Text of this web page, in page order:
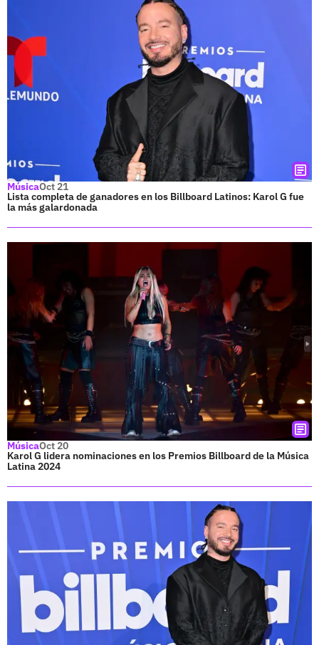
MúsicaOct 21
Lista completa de ganadores en los Billboard Latinos: Karol G fue
la más galardonada
MúsicaOct 20
Karol G lidera nominaciones en los Premios Billboard de la Música
Latina 2024